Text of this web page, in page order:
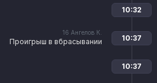
10:32
16 Ангелов К.
Проигрыш в вбрасывании 10:37
10:37